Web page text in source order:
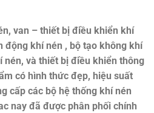
van – thiết bị điều khiển khí
động khí nén , bộ tạo không khí
nén, và thiết bị điều khiển thông
có hình thức đẹp, hiệu suất
cấp các bộ hệ thống khí nén
nay đã được phân phối chính